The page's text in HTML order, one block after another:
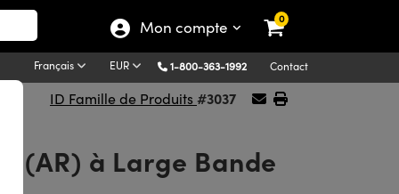
Mon compte 0
Français EUR 1-800-363-1992 Contact
ID Famille de Produits #3037
(AR) à Large Bande